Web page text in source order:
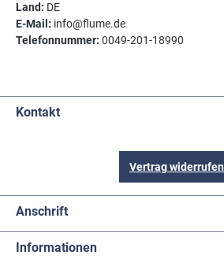
Land: DE
E-Mail: info@flume.de
Telefonnummer: 0049-201-18990
Kontakt
Vertrag widerrufen
Anschrift
Informationen